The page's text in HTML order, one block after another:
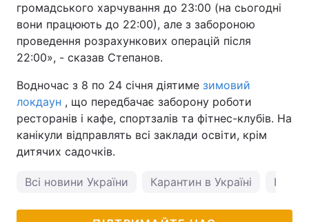
громадського харчування до 23:00 (на сьогодні
вони працюють до 22:00), але з забороною
проведення розрахункових операцій після
22:00», - сказав Степанов.
Водночас з 8 по 24 січня діятиме зимовий
локдаун , що передбачає заборону роботи
ресторанів і кафе, спортзалів та фітнес-клубів. На
канікули відправлять всі заклади освіти, крім
дитячих садочків.
Всі новини України Карантин в Україні